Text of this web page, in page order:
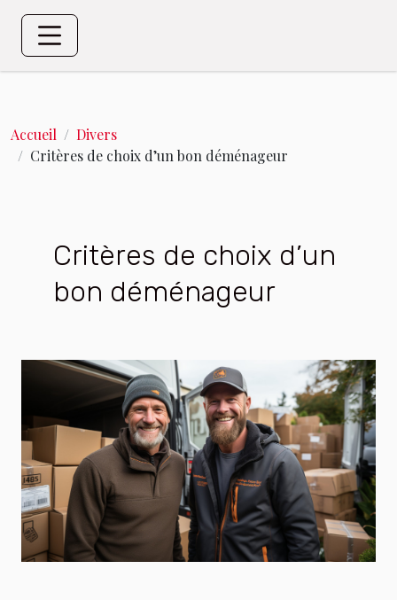
Accueil
Divers
Critères de choix d’un bon déménageur
Critères de choix d’un
bon déménageur